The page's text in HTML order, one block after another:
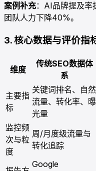
案例补充：AI品牌提及
团队人力下降40%。
3. 核心数据与评价指
维度
传统SEO数据体
系
主要指
标
关键词排名、自然
流量、转化率、曝
光量
监控频
次与粒
度
周/月度级流量与
转化追踪
Google